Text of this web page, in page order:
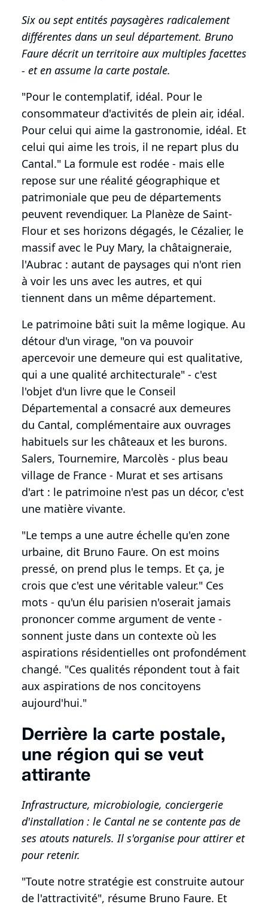
Six ou sept entités paysagères radicalement
différentes dans un seul département. Bruno
Faure décrit un territoire aux multiples facettes
- et en assume la carte postale.
"Pour le contemplatif, idéal. Pour le
consommateur d'activités de plein air, idéal.
Pour celui qui aime la gastronomie, idéal. Et
celui qui aime les trois, il ne repart plus du
Cantal." La formule est rodée - mais elle
repose sur une réalité géographique et
patrimoniale que peu de départements
peuvent revendiquer. La Planèze de Saint-
Flour et ses horizons dégagés, le Cézalier, le
massif avec le Puy Mary, la châtaigneraie,
l'Aubrac : autant de paysages qui n'ont rien
à voir les uns avec les autres, et qui
tiennent dans un même département.
Le patrimoine bâti suit la même logique. Au
détour d'un virage, "on va pouvoir
apercevoir une demeure qui est qualitative,
qui a une qualité architecturale" - c'est
l'objet d'un livre que le Conseil
Départemental a consacré aux demeures
du Cantal, complémentaire aux ouvrages
habituels sur les châteaux et les burons.
Salers, Tournemire, Marcolès - plus beau
village de France - Murat et ses artisans
d'art : le patrimoine n'est pas un décor, c'est
une matière vivante.
"Le temps a une autre échelle qu'en zone
urbaine, dit Bruno Faure. On est moins
pressé, on prend plus le temps. Et ça, je
crois que c'est une véritable valeur." Ces
mots - qu'un élu parisien n'oserait jamais
prononcer comme argument de vente -
sonnent juste dans un contexte où les
aspirations résidentielles ont profondément
changé. "Ces qualités répondent tout à fait
aux aspirations de nos concitoyens
aujourd'hui."
Derrière la carte postale,
une région qui se veut
attirante
Infrastructure, microbiologie, conciergerie
d'installation : le Cantal ne se contente pas de
ses atouts naturels. Il s'organise pour attirer et
pour retenir.
"Toute notre stratégie est construite autour
de l'attractivité", résume Bruno Faure. Et